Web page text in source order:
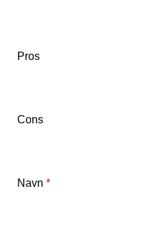
Pros
Cons
Navn *